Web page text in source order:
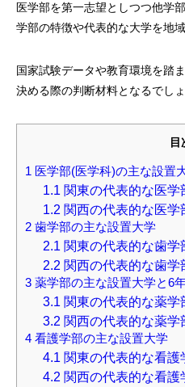
医学部を第一志望としつつ他学
学部の特徴や代表的な大学を地
国家試験データや教育環境を踏
決める際の判断材料となるでしょ
目
1 医学部(医学科)の主な設置
1.1 関東の代表的な医学
1.2 関西の代表的な医学
2 歯学部の主な設置大学
2.1 関東の代表的な歯学
2.2 関西の代表的な歯学
3 薬学部の主な設置大学と6
3.1 関東の代表的な薬学
3.2 関西の代表的な薬学
4 看護学部の主な設置大学
4.1 関東の代表的な看護
4.2 関西の代表的な看護